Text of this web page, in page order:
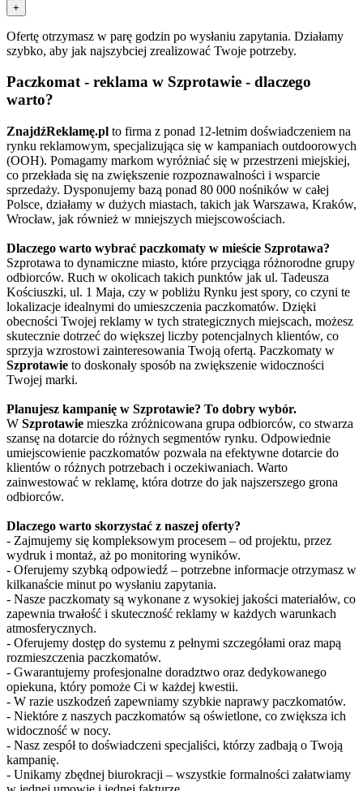
+
Ofertę otrzymasz w parę godzin po wysłaniu zapytania. Działamy
szybko, aby jak najszybciej zrealizować Twoje potrzeby.
Paczkomat - reklama w Szprotawie - dlaczego
warto?
ZnajdźReklamę.pl to firma z ponad 12-letnim doświadczeniem na
rynku reklamowym, specjalizująca się w kampaniach outdoorowych
(OOH). Pomagamy markom wyróżniać się w przestrzeni miejskiej,
co przekłada się na zwiększenie rozpoznawalności i wsparcie
sprzedaży. Dysponujemy bazą ponad 80 000 nośników w całej
Polsce, działamy w dużych miastach, takich jak Warszawa, Kraków,
Wrocław, jak również w mniejszych miejscowościach.
Dlaczego warto wybrać paczkomaty w mieście Szprotawa?
Szprotawa to dynamiczne miasto, które przyciąga różnorodne grupy
odbiorców. Ruch w okolicach takich punktów jak ul. Tadeusza
Kościuszki, ul. 1 Maja, czy w pobliżu Rynku jest spory, co czyni te
lokalizacje idealnymi do umieszczenia paczkomatów. Dzięki
obecności Twojej reklamy w tych strategicznych miejscach, możesz
skutecznie dotrzeć do większej liczby potencjalnych klientów, co
sprzyja wzrostowi zainteresowania Twoją ofertą. Paczkomaty w
Szprotawie to doskonały sposób na zwiększenie widoczności
Twojej marki.
Planujesz kampanię w Szprotawie? To dobry wybór.
W Szprotawie mieszka zróżnicowana grupa odbiorców, co stwarza
szansę na dotarcie do różnych segmentów rynku. Odpowiednie
umiejscowienie paczkomatów pozwala na efektywne dotarcie do
klientów o różnych potrzebach i oczekiwaniach. Warto
zainwestować w reklamę, która dotrze do jak najszerszego grona
odbiorców.
Dlaczego warto skorzystać z naszej oferty?
- Zajmujemy się kompleksowym procesem – od projektu, przez
wydruk i montaż, aż po monitoring wyników.
- Oferujemy szybką odpowiedź – potrzebne informacje otrzymasz w
kilkanaście minut po wysłaniu zapytania.
- Nasze paczkomaty są wykonane z wysokiej jakości materiałów, co
zapewnia trwałość i skuteczność reklamy w każdych warunkach
atmosferycznych.
- Oferujemy dostęp do systemu z pełnymi szczegółami oraz mapą
rozmieszczenia paczkomatów.
- Gwarantujemy profesjonalne doradztwo oraz dedykowanego
opiekuna, który pomoże Ci w każdej kwestii.
- W razie uszkodzeń zapewniamy szybkie naprawy paczkomatów.
- Niektóre z naszych paczkomatów są oświetlone, co zwiększa ich
widoczność w nocy.
- Nasz zespół to doświadczeni specjaliści, którzy zadbają o Twoją
kampanię.
- Unikamy zbędnej biurokracji – wszystkie formalności załatwiamy